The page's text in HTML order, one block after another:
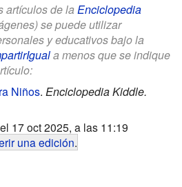
artículos de la Enciclopedia
se puede utilizar
y educativos bajo la
a menos que se indique
Niños. Enciclopedia Kiddle.
17 oct 2025, a las 11:19
una edición.